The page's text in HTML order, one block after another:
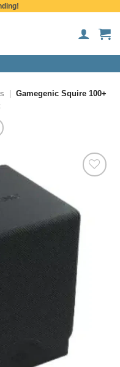
Gamegenic Squire 100+